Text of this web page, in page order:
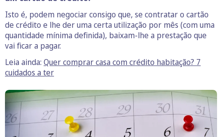
Isto é, podem negociar consigo que, se contratar o cartão
de crédito e lhe der uma certa utilização por mês (com uma
quantidade mínima definida), baixam-lhe a prestação que
vai ficar a pagar.
Leia ainda: Quer comprar casa com crédito habitação? 7
cuidados a ter